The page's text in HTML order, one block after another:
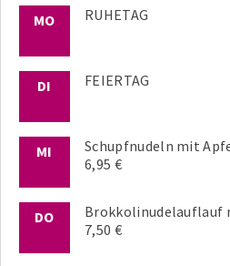
MO RUHETAG
DI FEIERTAG
MI
Schupfnudeln mit
6,95 €
DO
Brokkolinudelauflauf
7,50 €